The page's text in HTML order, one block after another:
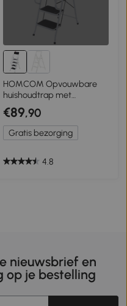
HOMCOM Opvouwbare
huishoudtrap met
gereedschapshouder,
leuning, 50 x 83 x 155 cm,
zwart + zilver
€89,90
Gratis bezorging
4.8
nieuwsbrief en
op je bestelling